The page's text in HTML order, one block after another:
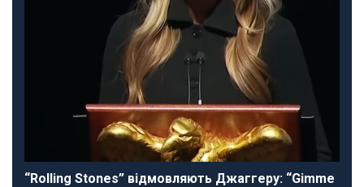
“Rolling Stones” відмовляють Джаггеру: “Gimme